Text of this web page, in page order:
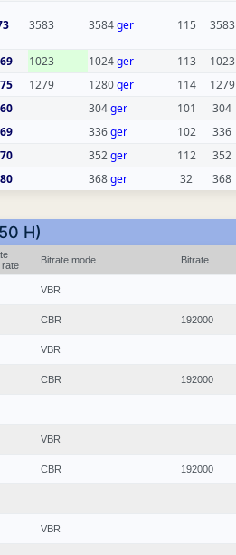
3583 3584ger 115 3583
1023 1024ger 113 1023
1279 1280ger 114 1279
304ger 101 304
336ger 102 336
352ger 112 352
368ger 32 368
H)
rate
Bitrate mode Bitrate
VBR
CBR 192000
VBR
CBR 192000
VBR
CBR 192000
VBR